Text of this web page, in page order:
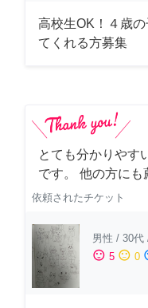
高校生OK！４歳
てくれる方募集
とても分かりやす
です。 他の方にも
依頼されたチケット
男性 / 30代
sentiment_satisfied 5 sentiment_neutral 0